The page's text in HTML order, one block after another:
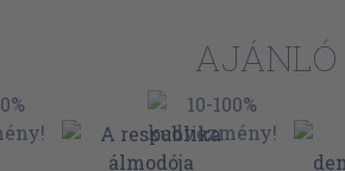
Mihály,
AJÁNLÓ